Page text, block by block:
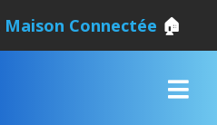
Maison Connectée 🏠